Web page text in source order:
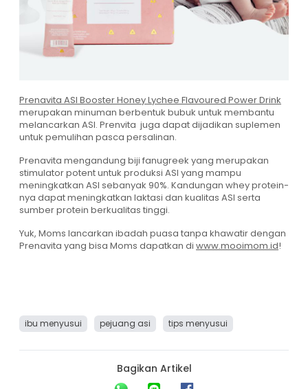
Prenavita ASI Booster Honey Lychee Flavoured Power Drink
merupakan minuman berbentuk bubuk untuk membantu
melancarkan ASI. Prenvita juga dapat dijadikan suplemen
untuk pemulihan pasca persalinan.
Prenavita mengandung biji fanugreek yang merupakan
stimulator potent untuk produksi ASI yang mampu
meningkatkan ASI sebanyak 90%. Kandungan whey protein-
nya dapat meningkatkan laktasi dan kualitas ASI serta
sumber protein berkualitas tinggi.
Yuk, Moms lancarkan ibadah puasa tanpa khawatir dengan
Prenavita yang bisa Moms dapatkan di www.mooimom.id!
ibu menyusui pejuang asi tips menyusui
Bagikan Artikel